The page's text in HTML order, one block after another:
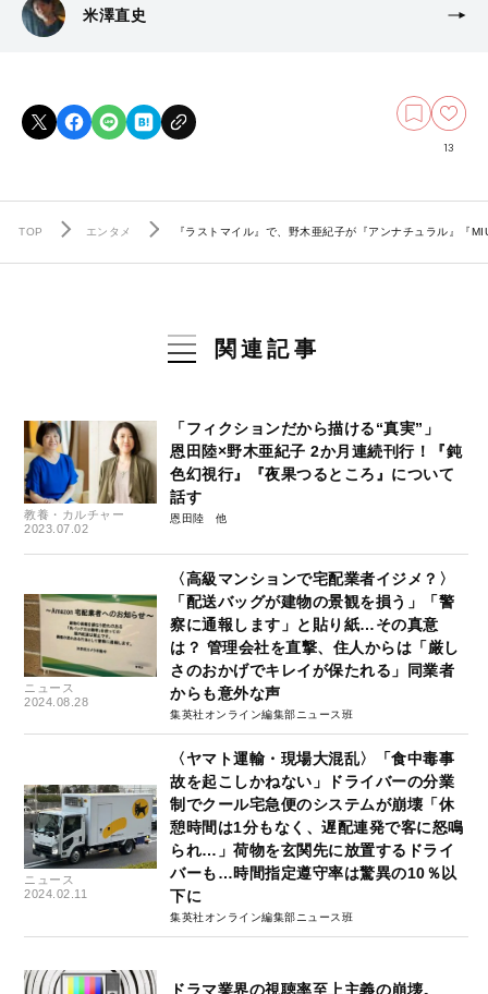
米澤直史
13
TOP エンタメ 『ラストマイル』で、野木亜紀子が『アンナチュラル』『
関連記事
教養・カルチャー
2023.07.02
「フィクションだから描ける“真実”」
恩田陸×野木亜紀子 2か月連続刊行！『鈍
色幻視行』『夜果つるところ』について
話す
恩田陸
ニュース
2024.08.28
〈高級マンションで宅配業者イジメ？〉
「配送バッグが建物の景観を損う」「警
察に通報します」と貼り紙…その真意
は？ 管理会社を直撃、住人からは「厳し
さのおかげでキレイが保たれる」同業者
からも意外な声
集英社オンライン編集部ニュース班
ニュース
2024.02.11
〈ヤマト運輸・現場大混乱〉「食中毒事
故を起こしかねない」ドライバーの分業
制でクール宅急便のシステムが崩壊「休
憩時間は1分もなく、遅配連発で客に怒鳴
られ…」荷物を玄関先に放置するドライ
バーも…時間指定遵守率は驚異の10％以
下に
集英社オンライン編集部ニュース班
ドラマ業界の視聴率至上主義の崩壊。